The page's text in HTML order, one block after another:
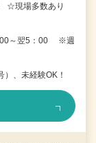
☆現場多数あり
00～翌5：00 ※週
、未経験OK！